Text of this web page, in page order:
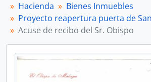
Hacienda
Bienes Inmuebles
Proyecto reapertura puerta de
Acuse de recibo del Sr. Obispo